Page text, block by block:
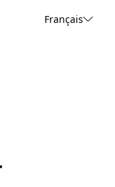
Français